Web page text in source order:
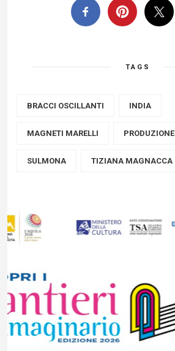
TAGS
BRACCI OSCILLANTI INDIA
MAGNETI MARELLI PRODUZIONE
SULMONA TIZIANA MAGNACCA